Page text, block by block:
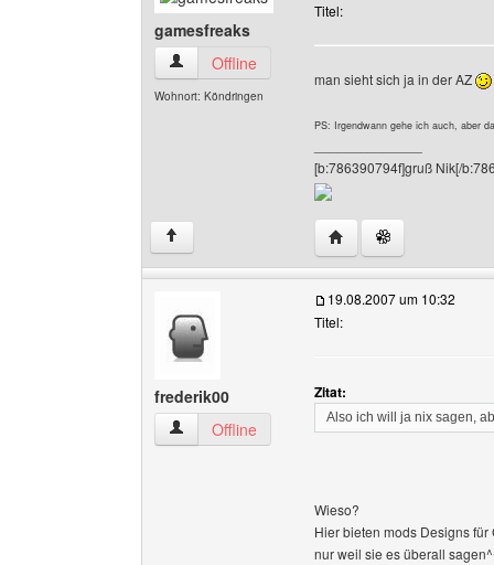
gamesfreaks
gamesfreaks Benutzer-Profile anzeigen
Offline
Wohnort: Köndringen
Titel:
man sieht sich ja in der AZ
PS: Irgendwann gehe ich auch, aber
[b:786390794f]gruß Nik[/
↑ Website dieses
frederik00
frederik00 Benutzer-Profile anzeigen
Offline
19.08.2007 um 10:32
Titel:
Zitat:
Also ich will ja nix sagen,
Wieso?
Hier bieten mods Designs
nur weil sie es überall